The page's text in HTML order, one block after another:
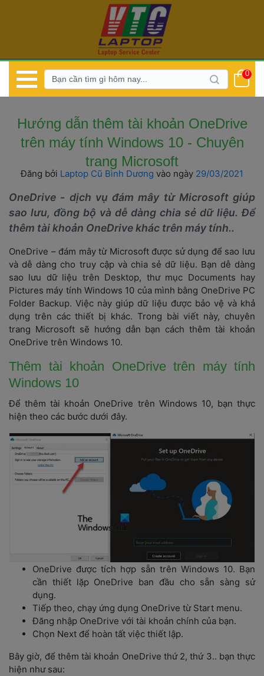
0
Hướng dẫn thêm tài khoản OneDrive
trên máy tính Windows 10 - Chuyên
trang Microsoft
Đăng bởi Laptop Cũ Bình Dương vào ngày 29/03/2021
OneDrive - dịch vụ đám mây từ Microsoft giúp
ao lưu, đồng bộ và dễ dàng chia sẻ dữ liệu. Để
thêm tài khoản OneDrive khác trên máy tính..
OneDrive – đám mây từ Microsoft được sử dụng để sao lưu
và dễ dàng cho truy cập và chia sẻ dữ liệu. Bạn dễ dàng
ao lưu dữ liệu trên Desktop, thư mục Documents hay
Pictures máy tính Windows 10 của mình bằng OneDrive PC
Folder Backup. Việc này giúp dữ liệu được bảo vệ và khả
dụng trên các thiết bị khác. Trong bài viết này, chuyên
trang Microsoft sẽ hướng dẫn bạn cách thêm tài khoản
OneDrive trên Windows 10.
Thêm tài khoản OneDrive trên máy tính
Windows 10
Để thêm tài khoản OneDrive trên Windows 10, bạn thực
hiện theo các bước dưới đây.
OneDrive được tích hợp sẵn trên Windows 10. Bạn
cần thiết lặp OneDrive ban đầu cho sẵn sàng sử
dụng.
Tiếp theo, chạy ứng dụng OneDrive từ Start menu.
Đăng nhập OneDrive với tài khoản chính của bạn.
Chọn Next để hoàn tất việc thiết lập.
Bây giờ, để thêm tài khoản OneDrive thứ 2, thứ 3.. bạn thực
hiện như sau: